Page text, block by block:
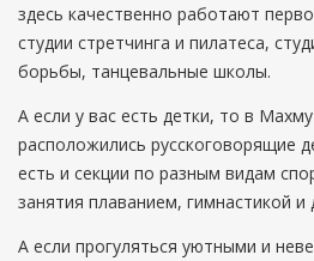
здесь качественно работают
студии стретчинга и пилатеса,
борьбы, танцевальные школы.
А если у вас есть детки, то в
расположились русскоговорящие
есть и секции по разным видам
занятия плаванием, гимнастикой и
А если прогуляться уютными и